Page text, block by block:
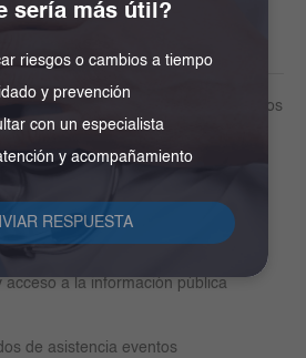
sería más útil?
riesgos o cambios a tiempo
y prevención
con un especialista
y acompañamiento
datos personales y otros lineamientos
Participa
ética y cumplimiento
acceso a la información pública
de asistencia eventos